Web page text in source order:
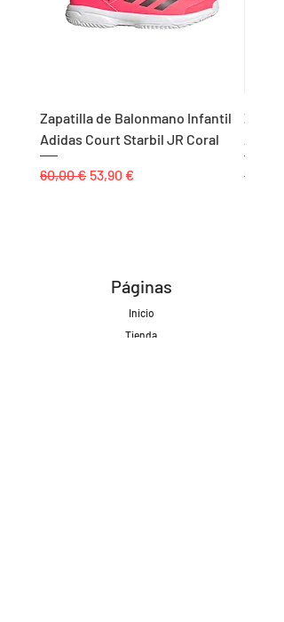
Zapatilla de Balonmano Infantil
Adidas Court Starbil JR Coral
Precio
60,00 € Precio de oferta
53,90 € Precio
55,00 €
Páginas
Inicio
Tienda